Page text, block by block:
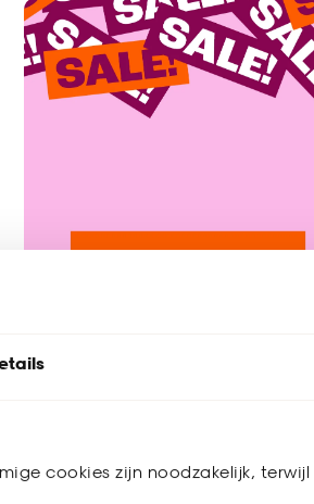
cookies zijn noodzakelijk,